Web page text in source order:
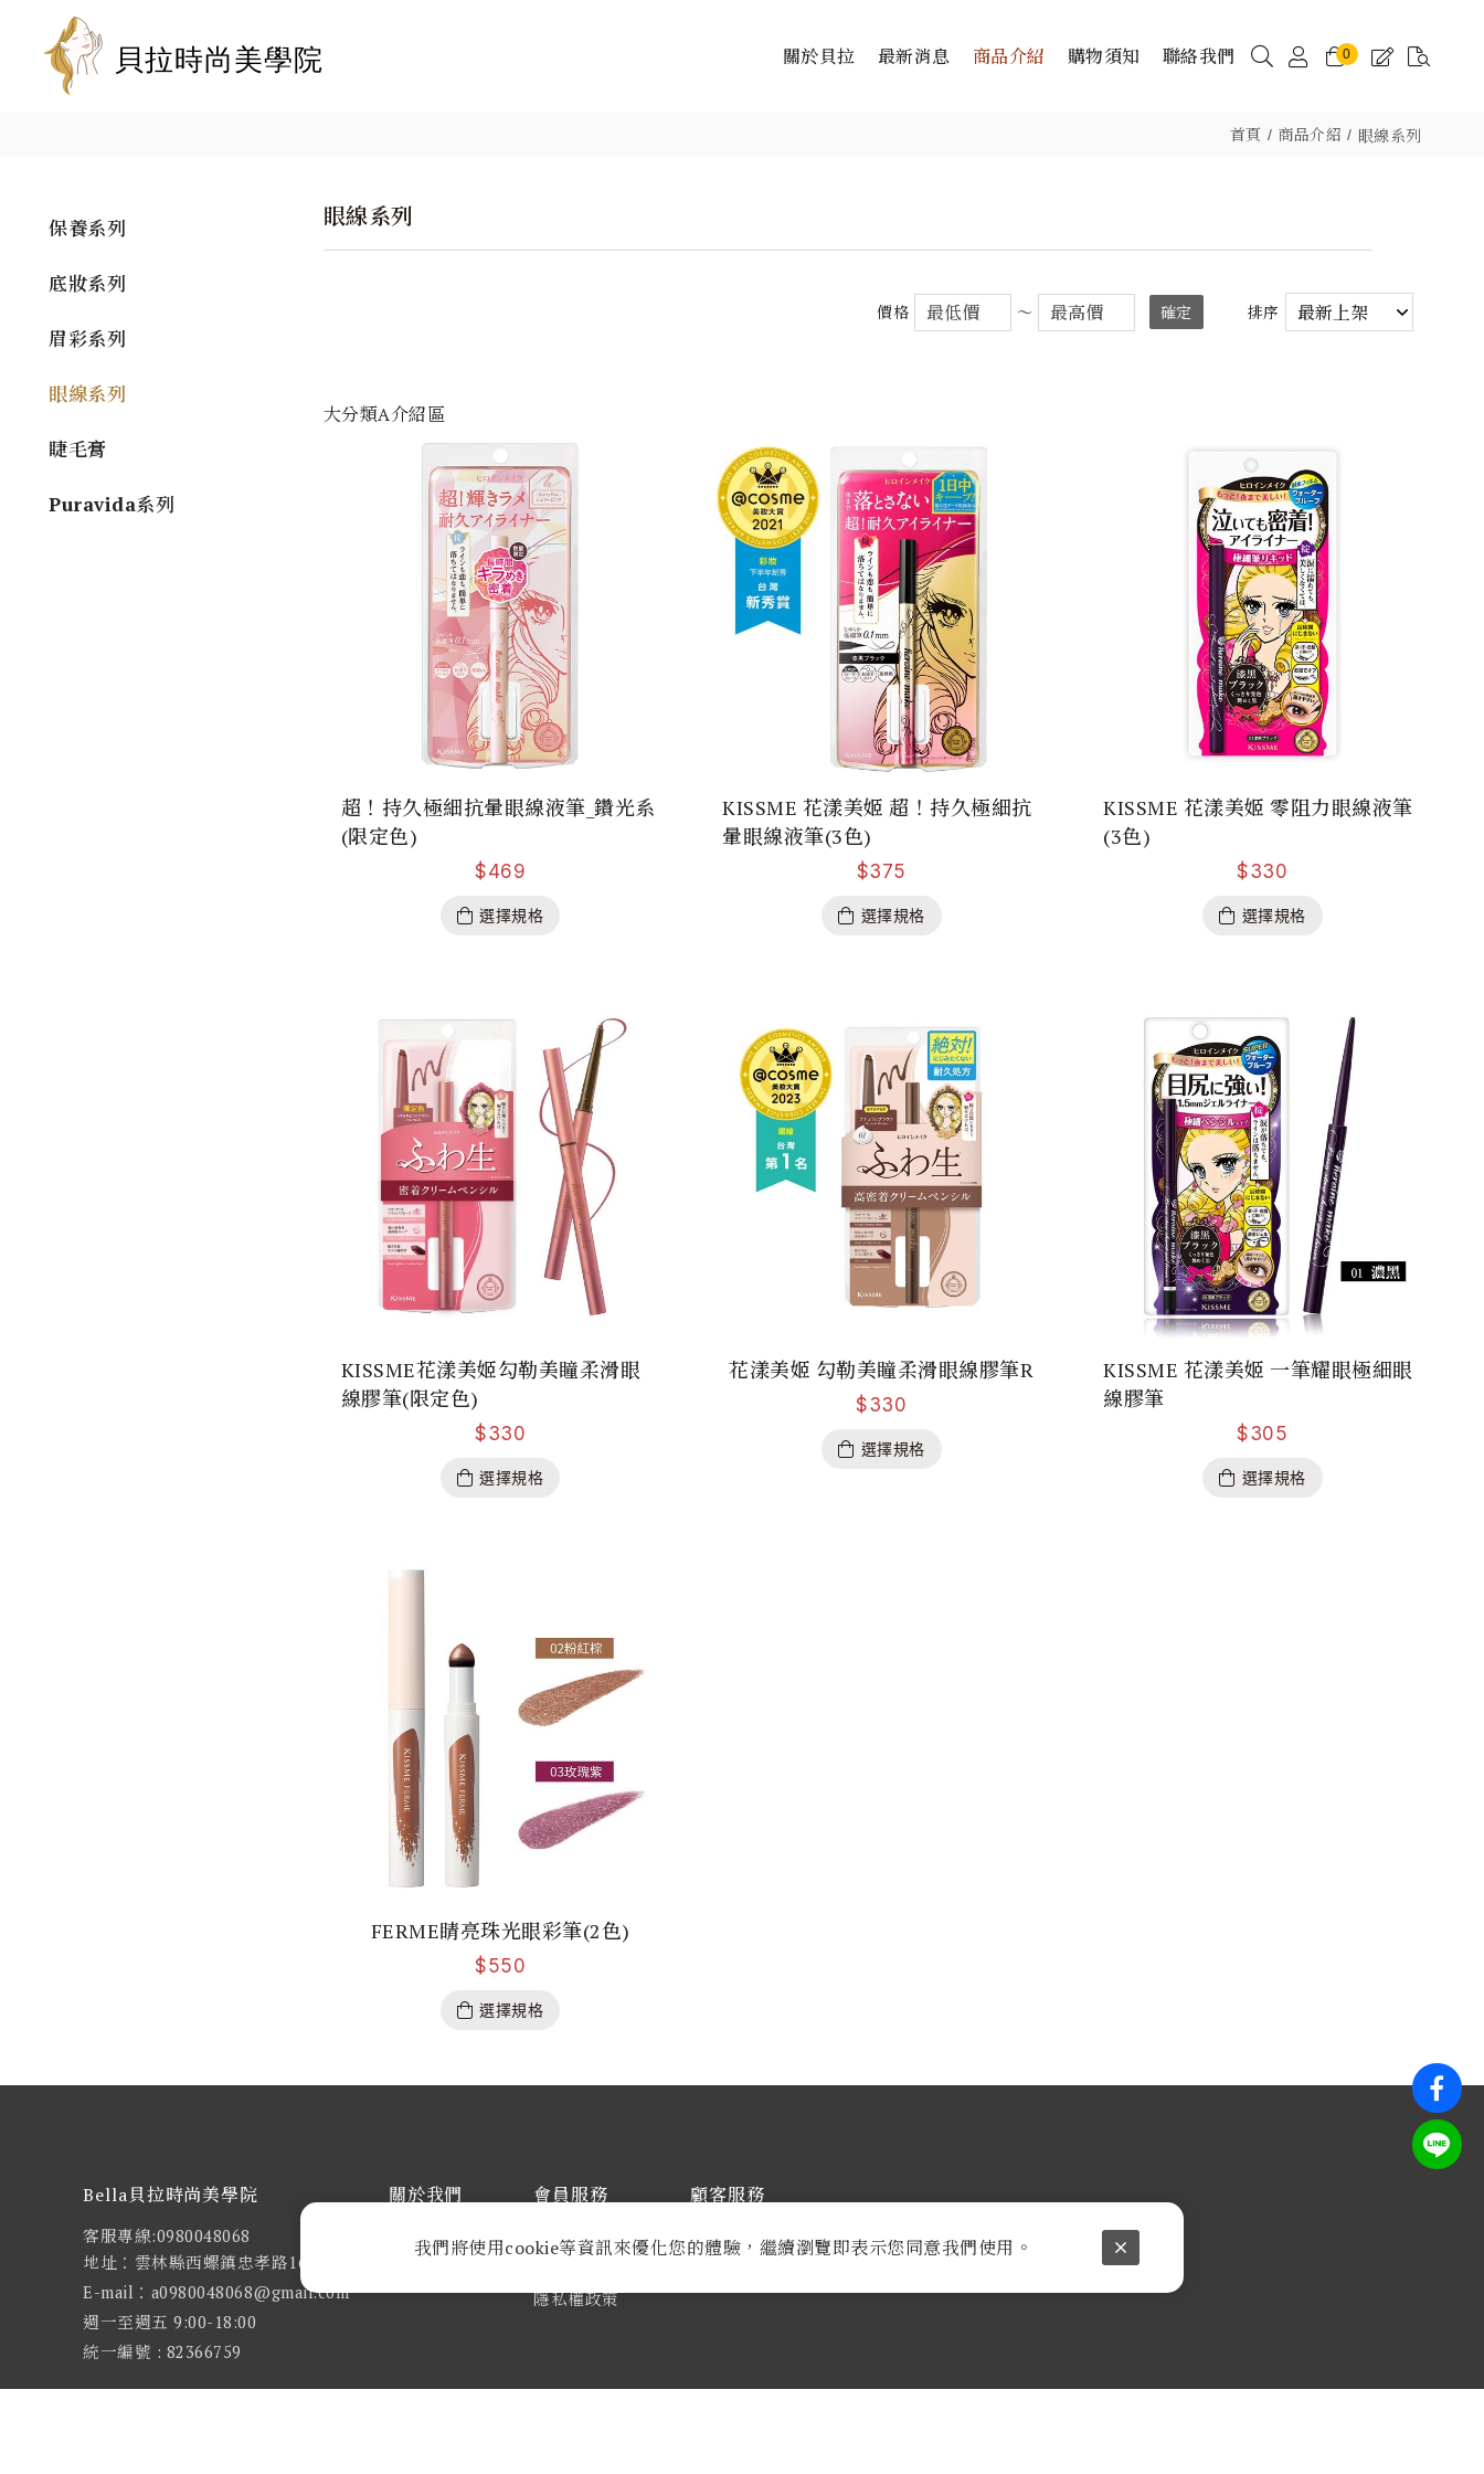
關於貝拉 最新消息 商品介紹 購物須知 聯絡我們 0
首頁 商品介紹 眼線系列
保養系列
底妝系列
眉彩系列
眼線系列
睫毛膏
Puravida系列
眼線系列
價格 ～ 確定 排序
大分類A介紹區
超！持久極細抗暈眼線液筆_鑽光系
(限定色)
$469
選擇規格
KISSME 花漾美姬 超！持久極細抗
暈眼線液筆(3色)
$375
選擇規格
KISSME 花漾美姬 零阻力眼線液筆
(3色)
$330
選擇規格
KISSME花漾美姬勾勒美瞳柔滑眼
線膠筆(限定色)
$330
選擇規格
花漾美姬 勾勒美瞳柔滑眼線膠筆R
$330
選擇規格
KISSME 花漾美姬 一筆耀眼極細眼
線膠筆
$305
選擇規格
FERME睛亮珠光眼彩筆(2色)
$550
選擇規格
Bella貝拉時尚美學院
客服專線:0980048068
地址：雲林縣西螺鎮忠孝路168號1樓
E-mail：a0980048068@gmail.com
週一至週五 9:00-18:00
統一編號 : 82366759
關於我們
關於貝拉
會員服務
訂購須知
隱私權政策
顧客服務
常見問題
我們將使用cookie等資訊來優化您的體驗，繼續瀏覽即表示您同意我們使用。